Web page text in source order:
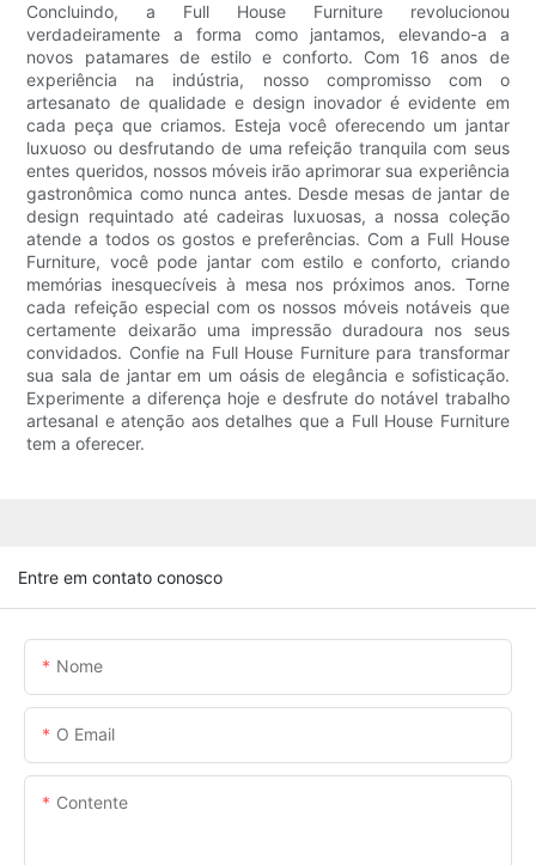
Concluindo, a Full House Furniture revolucionou
verdadeiramente a forma como jantamos, elevando-a a
novos patamares de estilo e conforto. Com 16 anos de
experiência na indústria, nosso compromisso com o
artesanato de qualidade e design inovador é evidente em
cada peça que criamos. Esteja você oferecendo um jantar
luxuoso ou desfrutando de uma refeição tranquila com seus
entes queridos, nossos móveis irão aprimorar sua experiência
gastronômica como nunca antes. Desde mesas de jantar de
design requintado até cadeiras luxuosas, a nossa coleção
atende a todos os gostos e preferências. Com a Full House
Furniture, você pode jantar com estilo e conforto, criando
memórias inesquecíveis à mesa nos próximos anos. Torne
cada refeição especial com os nossos móveis notáveis ​​que
certamente deixarão uma impressão duradoura nos seus
convidados. Confie na Full House Furniture para transformar
sua sala de jantar em um oásis de elegância e sofisticação.
Experimente a diferença hoje e desfrute do notável trabalho
artesanal e atenção aos detalhes que a Full House Furniture
tem a oferecer.
Entre em contato conosco
Nome
O Email
Contente